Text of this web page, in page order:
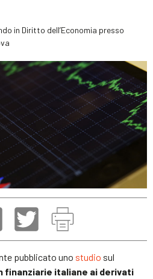
in Diritto dell’Economia presso
pubblicato uno studio sul
finanziarie italiane ai derivati